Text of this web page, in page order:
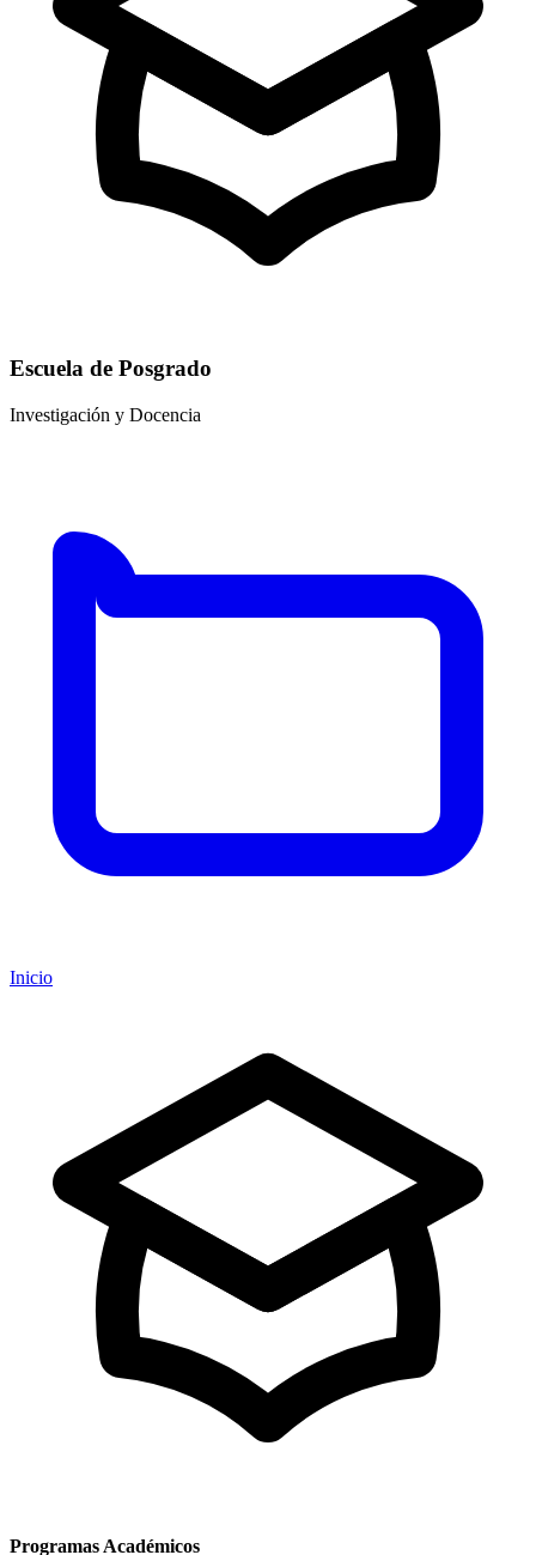
Escuela de Posgrado
Investigación y Docencia
Inicio
Programas Académicos